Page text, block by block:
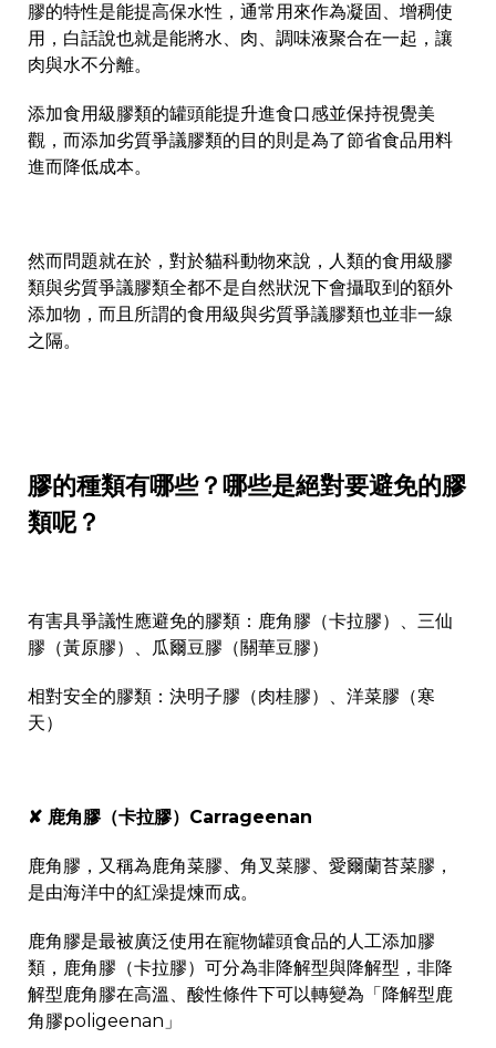
膠的特性是能提高保水性，通常用來作為凝固、增稠使
用，白話說也就是能將水、肉、調味液聚合在一起，讓
肉與水不分離。
添加食用級膠類的罐頭能提升進食口感並保持視覺美
觀，而添加劣質爭議膠類的目的則是為了節省食品用料
進而降低成本。
然而問題就在於，對於貓科動物來說，人類的食用級膠
類與劣質爭議膠類全都不是自然狀況下會攝取到的額外
添加物，而且所謂的食用級與劣質爭議膠類也並非一線
之隔。
膠的種類有哪些？哪些是絕對要避免的膠
類呢？
有害具爭議性應避免的膠類：鹿角膠（卡拉膠）、三仙
膠（黃原膠）、瓜爾豆膠（關華豆膠）
相對安全的膠類：決明子膠（肉桂膠）、洋菜膠（寒
天）
✘ 鹿角膠（卡拉膠）Carrageenan
鹿角膠，又稱為鹿角菜膠、角叉菜膠、愛爾蘭苔菜膠，
是由海洋中的紅澡提煉而成。
鹿角膠是最被廣泛使用在寵物罐頭食品的人工添加膠
類，鹿角膠（卡拉膠）可分為非降解型與降解型，非降
解型鹿角膠在高溫、酸性條件下可以轉變為「降解型鹿
角膠poligeenan」